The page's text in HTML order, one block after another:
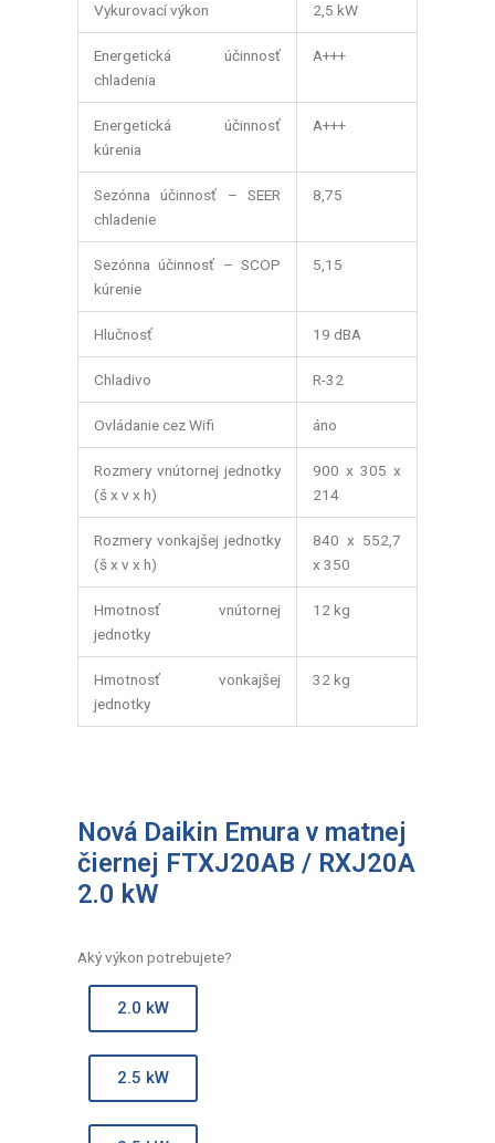
Vykurovací výkon 2,5 kW
Energetická účinnosť
chladenia
A+++
Energetická účinnosť
kúrenia
A+++
Sezónna účinnosť – SEER
chladenie
8,75
Sezónna účinnosť – SCOP
kúrenie
5,15
Hlučnosť 19 dBA
Chladivo R-32
Ovládanie cez Wifi áno
Rozmery vnútornej jednotky
(š x v x h)
900 x 305 x
214
Rozmery vonkajšej jednotky
(š x v x h)
840 x 552,7
x 350
Hmotnosť vnútornej
jednotky
12 kg
Hmotnosť vonkajšej
jednotky
32 kg
Nová Daikin Emura v matnej
čiernej FTXJ20AB / RXJ20A
2.0 kW
Aký výkon potrebujete?
2.0 kW
2.5 kW